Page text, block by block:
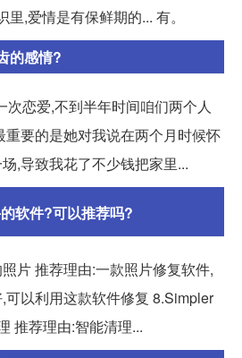
,爱情是有保鲜期的... 有。
的感情?
次恋爱,不到半年时间咱们两个人
要的是她对我说在两个月时候怀
,导致我花了不少钱把家里...
软件?可以推荐吗?
片 推荐理由:一款照片修复软件,
以利用这款软件修复 8.Simpler
推荐理由:智能清理...